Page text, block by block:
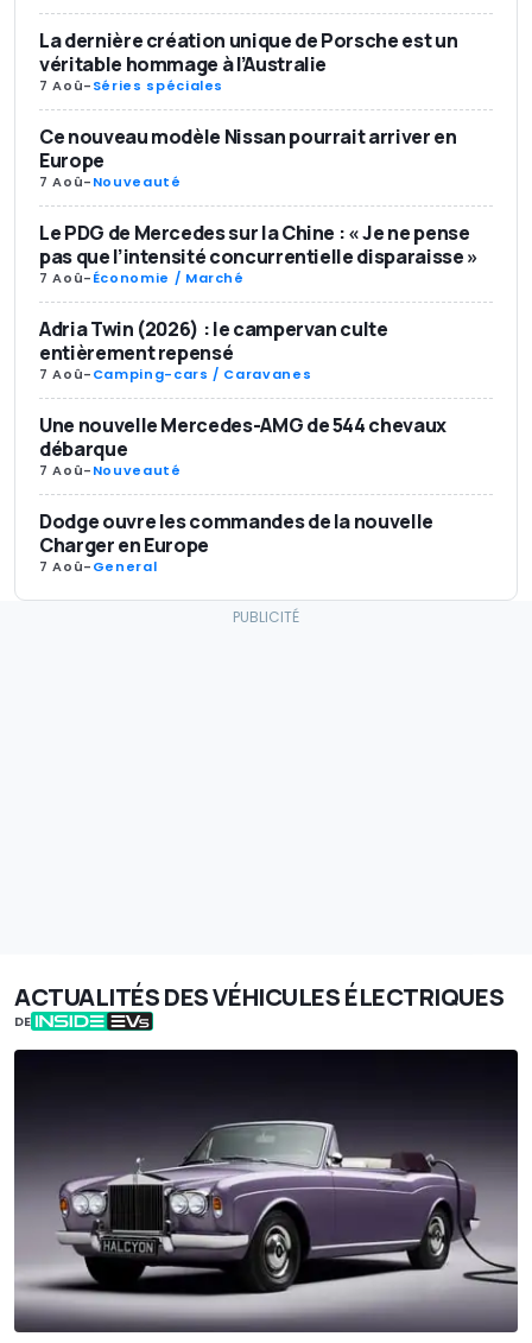
La dernière création unique de Porsche est un
véritable hommage à l’Australie
7 Aoû-Séries spéciales
Ce nouveau modèle Nissan pourrait arriver en
Europe
7 Aoû-Nouveauté
Le PDG de Mercedes sur la Chine : « Je ne pense
pas que l’intensité concurrentielle disparaisse »
7 Aoû-Économie / Marché
Adria Twin (2026) : le campervan culte
entièrement repensé
7 Aoû-Camping-cars / Caravanes
Une nouvelle Mercedes-AMG de 544 chevaux
débarque
7 Aoû-Nouveauté
Dodge ouvre les commandes de la nouvelle
Charger en Europe
7 Aoû-General
ACTUALITÉS DES VÉHICULES ÉLECTRIQUES
DE